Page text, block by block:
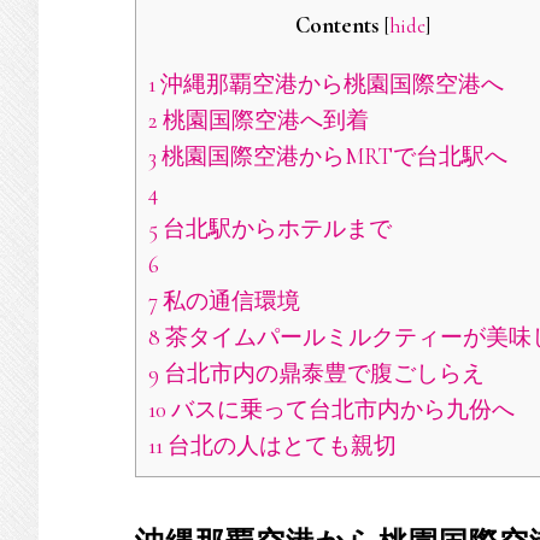
Contents [hide]
1沖縄那覇空港から桃園国際空港へ
2 桃園国際空港へ到着
3 桃園国際空港からMRTで台北駅へ
4
5 台北駅からホテルまで
6
7私の通信環境
8 茶タイムパールミルクティーが美味
9 台北市内の鼎泰豊で腹ごしらえ
10 バスに乗って台北市内から九份へ
11 台北の人はとても親切